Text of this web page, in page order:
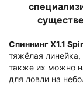
Спиннинг X1.1
тяжёлая
также их можно
для ловли на